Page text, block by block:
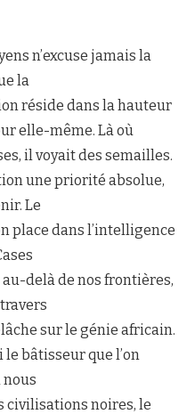
n’excuse jamais la
la
réside dans la hauteur
elle-même. Là où
il voyait des semailles.
une priorité absolue,
Le
place dans l’intelligence
delà de nos frontières,
sur le génie africain.
le bâtisseur que l’on
nous
civilisations noires, le